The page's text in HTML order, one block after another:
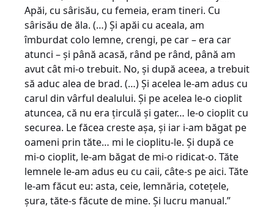
Apăi, cu sârisău, cu femeia, eram tineri. Cu
sârisău de ăla. (…) Şi apăi cu aceala, am
îmburdat colo lemne, crengi, pe car – era car
atunci – şi până acasă, rând pe rând, până am
avut cât mi-o trebuit. No, şi după aceea, a trebuit
să aduc alea de brad. (…) Şi acelea le-am adus cu
carul din vârful dealului. Şi pe acelea le-o cioplit
atuncea, că nu era ţirculă şi gater… le-o cioplit cu
securea. Le făcea creste aşa, şi iar i-am băgat pe
oameni prin tăte… mi le cioplitu-le. Şi după ce
mi-o cioplit, le-am băgat de mi-o ridicat-o. Tăte
lemnele le-am adus eu cu caii, câte-s pe aici. Tăte
le-am făcut eu: asta, ceie, lemnăria, coteţele,
şura, tăte-s făcute de mine. Şi lucru manual.”